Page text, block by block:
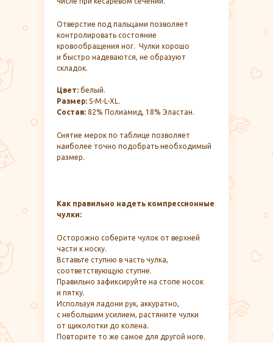
Отверстие под пальцами позволяет
контролировать состояние
кровообращения ног. Чулки хорошо
и быстро надеваются, не образуют
складок.
Цвет: белый.
Размер: S-M-L-XL.
Состав: 82% Полиамид, 18% Эластан.
Снятие мерок по таблице позволяет
наиболее точно подобрать необходимый
размер.
Как правильно надеть компрессионные
чулки:
Осторожно соберите чулок от верхней
части к носку.
Вставьте ступню в часть чулка,
соответствующую ступне.
Правильно зафиксируйте на стопе носок
и пятку.
Используя ладони рук, аккуратно,
с небольшим усилием, растяните чулки
от щиколотки до колена.
Повторите то же самое для другой ноге.